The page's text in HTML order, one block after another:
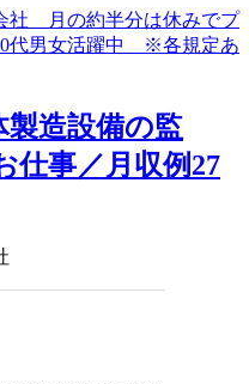
製造設備の監
仕事／月収例27